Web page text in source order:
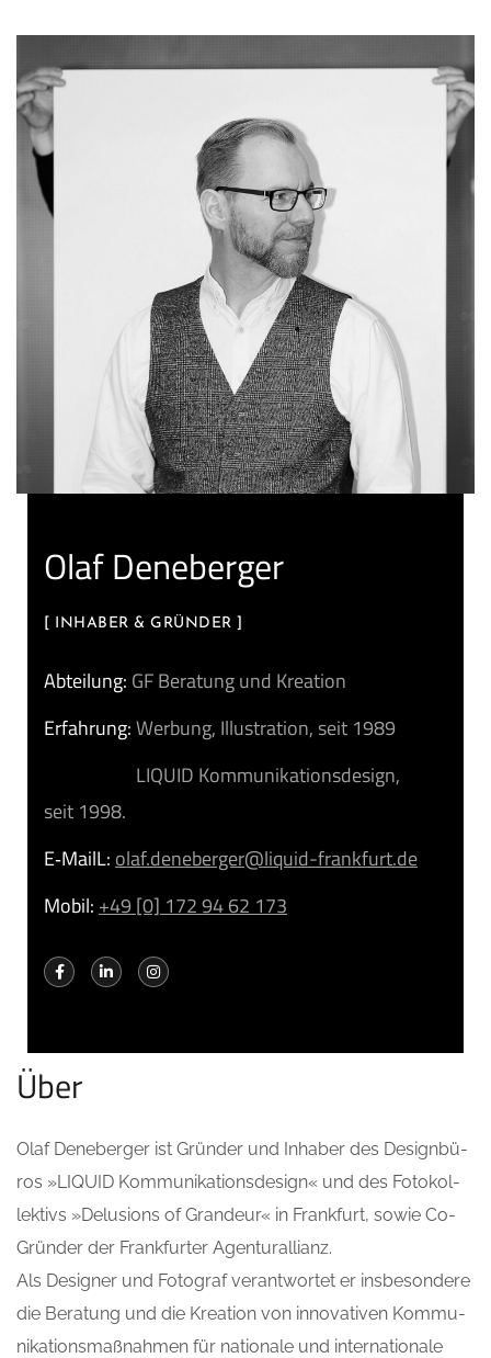
Olaf Deneber­ger
[ INHA­BER & GRÜNDER ]
Abtei­lung: GF Bera­tung und Kreation
Erfah­rung:Wer­bung, Illus­tra­ti­on, seit 1989
LIQUID Kom­mu­ni­ka­ti­ons­de­sign,
seit 1998.
E‑MailL: olaf.deneberger@liquid-frankfurt.de
Mobil: +49 [0] 172 94 62 173
Über
Olaf Deneber­ger ist Grün­der und Inha­ber des Design­bü­
ros »LIQUID Kom­mu­ni­ka­ti­ons­de­sign« und des Foto­kol­
lek­tivs »Delu­si­ons of Gran­deur« in Frank­furt, sowie Co-
Grün­der der Frank­fur­ter Agenturallianz.
Als Desi­gner und Foto­graf ver­ant­wor­tet er ins­be­son­de­re
die Bera­tung und die Krea­ti­on von inno­va­ti­ven Kom­mu­
ni­ka­ti­ons­maß­nah­men für natio­na­le und inter­na­tio­na­le